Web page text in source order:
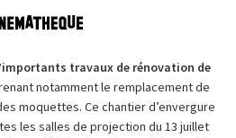
travaux de rénovation de
notamment le remplacement de
moquettes. Ce chantier d’envergure
les salles de projection du 13 juillet